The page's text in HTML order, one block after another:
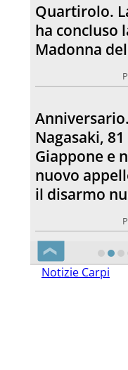
Nagasaki, 81
Giappone e
nuovo
il disarmo
Morto
L’amico
per molti:
❮